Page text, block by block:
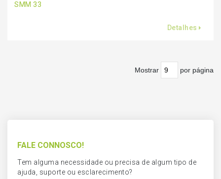
SMM 33
Detalhes
Mostrar por página
FALE CONNOSCO!
Tem alguma necessidade ou precisa de algum tipo de
ajuda, suporte ou esclarecimento?